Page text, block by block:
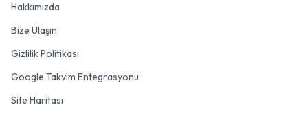
Hakkımızda
Bize Ulaşın
Gizlilik Politikası
Google Takvim Entegrasyonu
Site Haritası